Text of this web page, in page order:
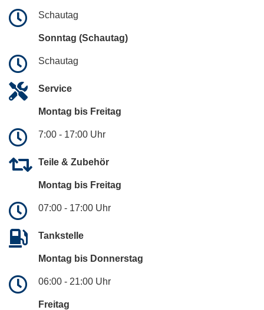
Schautag
Sonntag (Schautag)
Schautag
Service
Montag bis Freitag
7:00 - 17:00 Uhr
Teile & Zubehör
Montag bis Freitag
07:00 - 17:00 Uhr
Tankstelle
Montag bis Donnerstag
06:00 - 21:00 Uhr
Freitag